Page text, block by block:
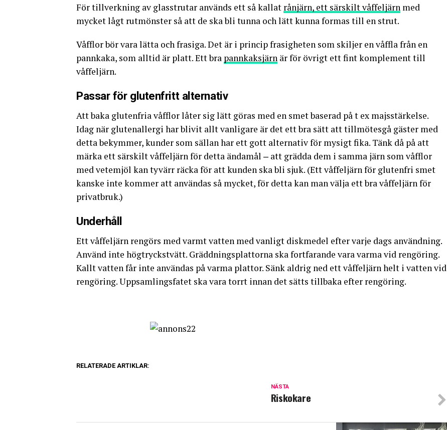
För tillverkning av glasstrutar används ett så kallat rånjärn, ett särskilt våffeljärn med
mycket lågt rutmönster så att de ska bli tunna och lätt kunna formas till en strut.
Våfflor bör vara lätta och frasiga. Det är i princip frasigheten som skiljer en våffla från en
pannkaka, som alltid är platt. Ett bra pannkaksjärn är för övrigt ett fint komplement till
våffeljärn.
Passar för glutenfritt alternativ
Att baka glutenfria våfflor låter sig lätt göras med en smet baserad på t ex majsstärkelse.
Idag när glutenallergi har blivit allt vanligare är det ett bra sätt att tillmötesgå gäster med
detta bekymmer, kunder som sällan har ett gott alternativ för mysigt fika. Tänk då på att
märka ett särskilt våffeljärn för detta ändamål ‒ att grädda dem i samma järn som våfflor
med vetemjöl kan tyvärr räcka för att kunden ska bli sjuk. (Ett våffeljärn för glutenfri smet
kanske inte kommer att användas så mycket, för detta kan man välja ett bra våffeljärn för
privatbruk.)­
Underhåll
Ett våffeljärn rengörs med varmt vatten med vanligt diskmedel efter varje dags användning.
Använd inte högtryckstvätt. Gräddningsplattorna ska fortfarande vara varma vid rengöring.
Kallt vatten får inte användas på varma plattor. Sänk aldrig ned ett våffeljärn helt i vatten vid
rengöring. Uppsamlingsfatet ska vara torrt innan det sätts tillbaka efter rengöring.
RELATERADE ARTIKLAR:
NÄSTA
Riskokare